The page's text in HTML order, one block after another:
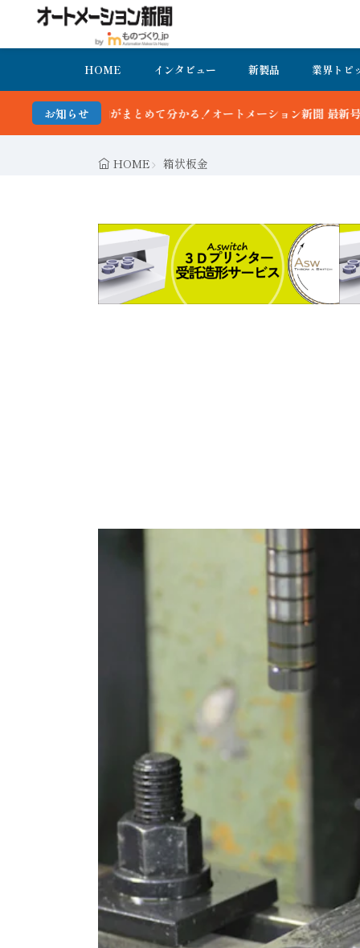
HOME インタビュー 新製品 業界トピ
お知らせ
分かる！オートメーション新聞 最新号＆バックナンバーを無料で
HOME 箱状板金